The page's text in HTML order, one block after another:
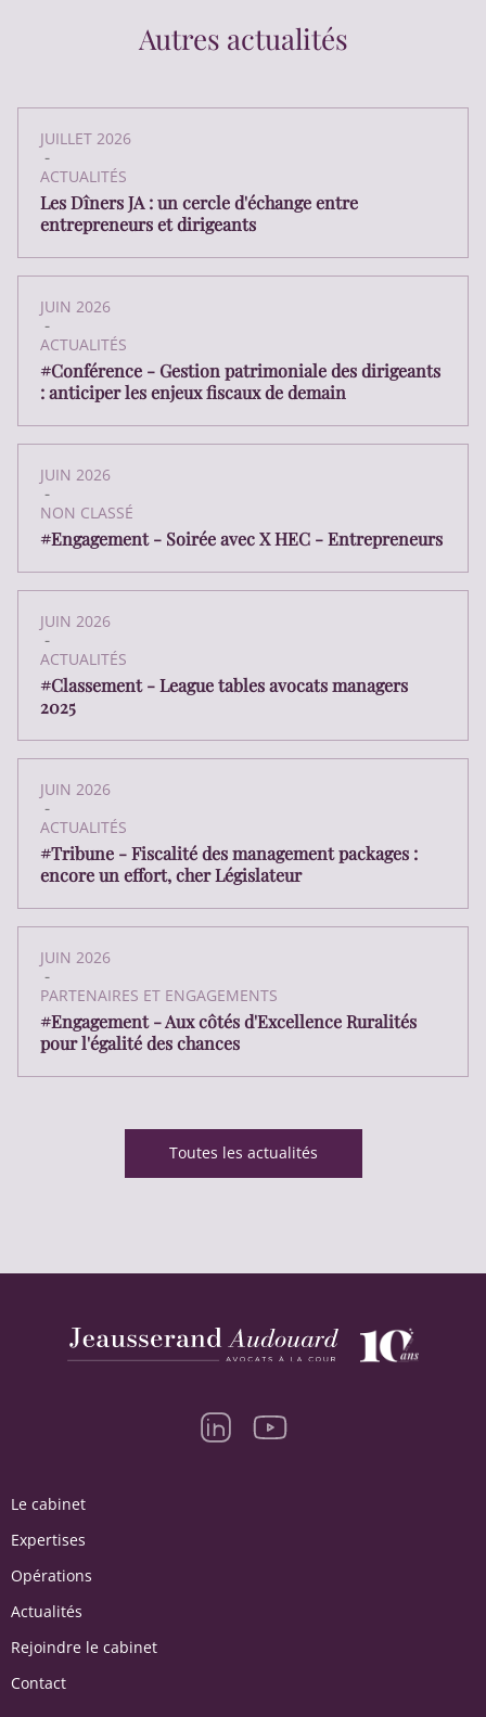
Autres actualités
JUILLET 2026
-
ACTUALITÉS
Les Dîners JA : un cercle d'échange entre
entrepreneurs et dirigeants
JUIN 2026
-
ACTUALITÉS
#Conférence - Gestion patrimoniale des dirigeants
: anticiper les enjeux fiscaux de demain
JUIN 2026
-
NON CLASSÉ
#Engagement - Soirée avec X HEC - Entrepreneurs
JUIN 2026
-
ACTUALITÉS
#Classement - League tables avocats managers
2025
JUIN 2026
-
ACTUALITÉS
#Tribune - Fiscalité des management packages :
encore un effort, cher Législateur
JUIN 2026
-
PARTENAIRES ET ENGAGEMENTS
#Engagement - Aux côtés d'Excellence Ruralités
pour l'égalité des chances
Toutes les actualités
Le cabinet
Expertises
Opérations
Actualités
Rejoindre le cabinet
Contact